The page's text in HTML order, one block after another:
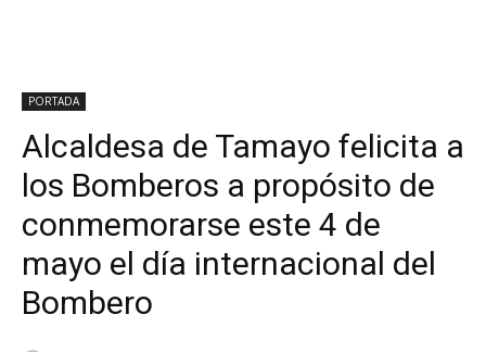
PORTADA
Alcaldesa de Tamayo felicita a
los Bomberos a propósito de
conmemorarse este 4 de
mayo el día internacional del
Bombero